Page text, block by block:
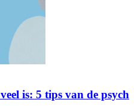
is: 5 tips van de psych